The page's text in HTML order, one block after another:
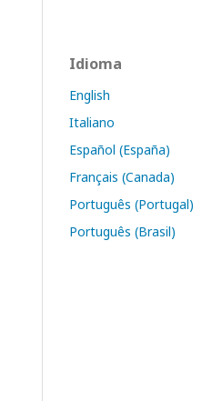
Idioma
English
Italiano
Español (España)
Français (Canada)
Português (Portugal)
Português (Brasil)